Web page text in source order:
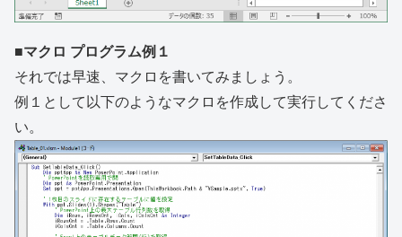
■マクロ プログラム例１
それでは早速、マクロを書いてみましょう。
例１として以下のようなマクロを作成して実行してくださ
い。